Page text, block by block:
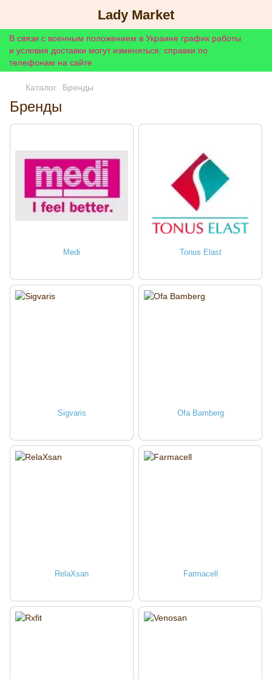
Lady Market
В связи с военным положением в Украине график работы
и условия доставки могут изменяться: справки по
телефонам на сайте
Каталог Бренды
Бренды
Medi Tonus Elast
Sigvaris Ofa Bamberg
RelaXsan Farmacell